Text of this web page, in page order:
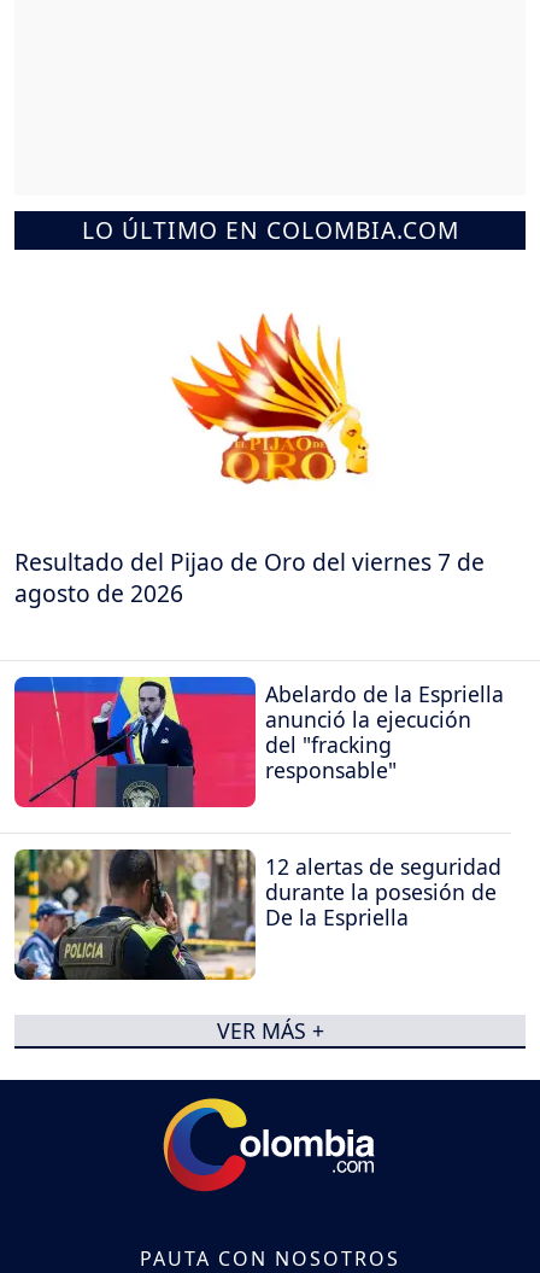
LO ÚLTIMO EN COLOMBIA.COM
Resultado del Pijao de Oro del viernes 7 de
agosto de 2026
Abelardo de la Espriella
anunció la ejecución
del "fracking
responsable"
12 alertas de seguridad
durante la posesión de
De la Espriella
VER MÁS +
PAUTA CON NOSOTROS